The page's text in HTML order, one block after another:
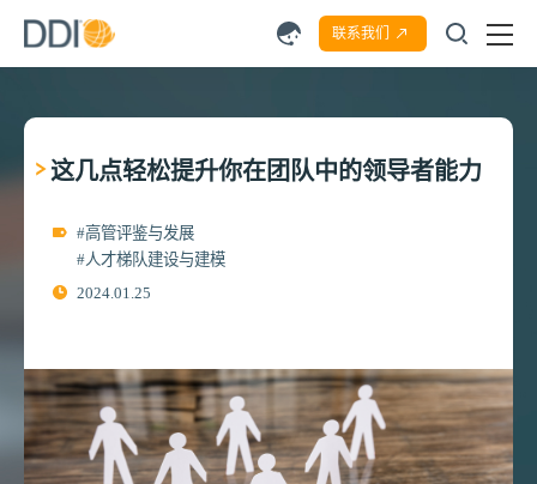
联系我们
这几点轻松提升你在团队中的领导者能力
#高管评鉴与发展
#人才梯队建设与建模
2024.01.25